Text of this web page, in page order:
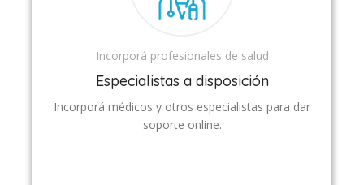
Incorporá profesionales de salud
Especialistas a disposición
Incorporá médicos y otros especialistas para dar
soporte online.